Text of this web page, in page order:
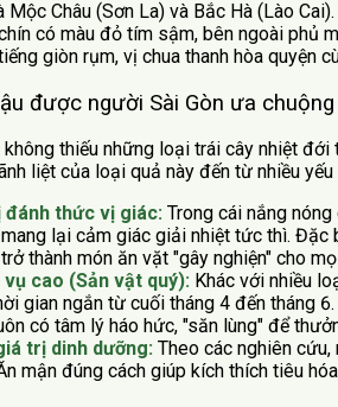
Mộc Châu (Sơn La) và Bắc Hà (Lào
có màu đỏ tím sậm, bên ngoài phủ
giòn rụm, vị chua thanh hòa quyện
được người Sài Gòn ưa chuộng
không thiếu những loại trái cây nhiệt
liệt của loại quả này đến từ nhiều yếu
đánh thức vị giác: Trong cái nắng
lại cảm giác giải nhiệt tức thì. Đặc
thành món ăn vặt "gây nghiện" cho
cao (Sản vật quý): Khác với nhiều
gian ngắn từ cuối tháng 4 đến tháng
có tâm lý háo hức, "săn lùng" để
trị dinh dưỡng: Theo các nghiên
mận đúng cách giúp kích thích tiêu